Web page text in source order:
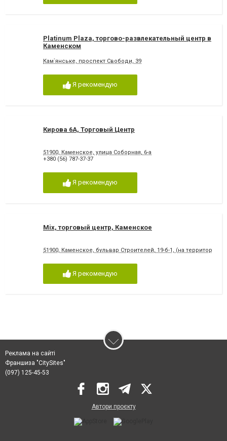
Platinum Plaza, торгово-развлекательный центр в
Каменском
Кам`янське, проспект Свободи, 39
Я рекомендую
Кирова 6А, Торговый Центр
51900, Каменское, улица Соборная, 6-а
+380 (56) 787-37-37
Я рекомендую
Mix, торговый центр, Каменское
51900, Каменское, бульвар Строителей, 19-б-1, (на территории
Я рекомендую
Реклама на сайті
Франшиза "CitySites"
(097) 125-45-53
Автори проєкту